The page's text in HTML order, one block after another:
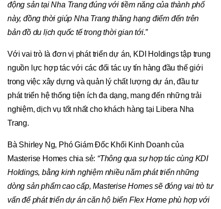
động sản tại Nha Trang đúng với tiềm năng của thành phố
này, đồng thời giúp Nha Trang thăng hạng điểm đến trên
bản đồ du lịch quốc tế trong thời gian tới.”
Với vai trò là đơn vị phát triển dự án, KDI Holdings tập trung
nguồn lực hợp tác với các đối tác uy tín hàng đầu thế giới
trong việc xây dựng và quản lý chất lượng dự án, đầu tư
phát triển hệ thống tiện ích đa dạng, mang đến những trải
nghiệm, dịch vụ tốt nhất cho khách hàng tại Libera Nha
Trang.
Bà Shirley Ng, Phó Giám Đốc Khối Kinh Doanh của
Masterise Homes chia sẻ: “Thông qua sự hợp tác cùng KDI
Holdings, bằng kinh nghiệm nhiều năm phát triển những
dòng sản phẩm cao cấp, Masterise Homes sẽ đóng vai trò tư
vấn để phát triển dự án căn hộ biển Flex Home phù hợp với